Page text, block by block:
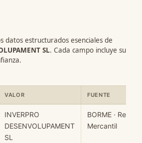
datos estructurados esenciales de
SL. Cada campo incluye su
VALOR FUENTE
INVERPRO
DESENVOLUPAMENT
SL
BORME ·
Mercantil